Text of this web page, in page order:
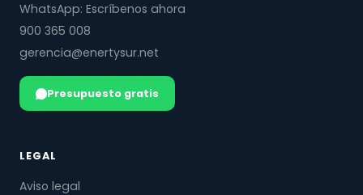
WhatsApp: Escríbenos ahora
900 365 008
gerencia@enertysur.net
Presupuesto gratis
LEGAL
Aviso legal